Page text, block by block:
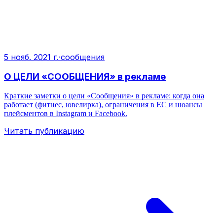
5 нояб. 2021 г.·сообщения
О ЦЕЛИ «СООБЩЕНИЯ» в рекламе
Краткие заметки о цели «Сообщения» в рекламе: когда она
работает (фитнес, ювелирка), ограничения в ЕС и нюансы
плейсментов в Instagram и Facebook.
Читать публикацию